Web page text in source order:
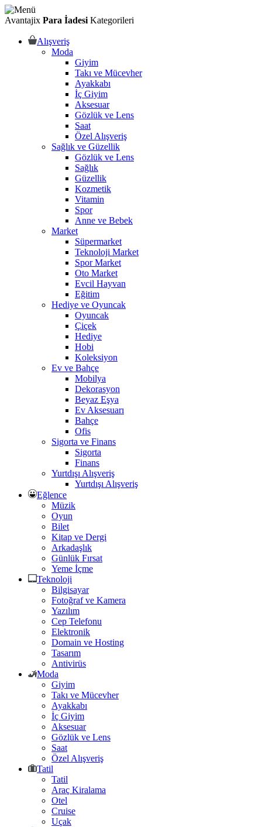
Avantajix Para İadesi Kategorileri
Alışveriş
Moda
Giyim
Takı ve Mücevher
Ayakkabı
İç Giyim
Aksesuar
Gözlük ve Lens
Saat
Özel Alışveriş
Sağlık ve Güzellik
Gözlük ve Lens
Sağlık
Güzellik
Kozmetik
Vitamin
Spor
Anne ve Bebek
Market
Süpermarket
Teknoloji Market
Spor Market
Oto Market
Evcil Hayvan
Eğitim
Hediye ve Oyuncak
Oyuncak
Çiçek
Hediye
Hobi
Koleksiyon
Ev ve Bahçe
Mobilya
Dekorasyon
Beyaz Eşya
Ev Aksesuarı
Bahçe
Ofis
Sigorta ve Finans
Sigorta
Finans
Yurtdışı Alışveriş
Yurtdışı Alışveriş
Eğlence
Müzik
Oyun
Bilet
Kitap ve Dergi
Arkadaşlık
Günlük Fırsat
Yeme İçme
Teknoloji
Bilgisayar
Fotoğraf ve Kamera
Yazılım
Cep Telefonu
Elektronik
Domain ve Hosting
Tasarım
Antivirüs
Moda
Giyim
Takı ve Mücevher
Ayakkabı
İç Giyim
Aksesuar
Gözlük ve Lens
Saat
Özel Alışveriş
Tatil
Tatil
Araç Kiralama
Otel
Cruise
Uçak